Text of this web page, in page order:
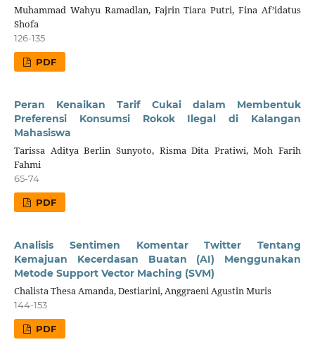
Muhammad Wahyu Ramadlan, Fajrin Tiara Putri, Fina Af’idatus
Shofa
126-135
PDF
Peran Kenaikan Tarif Cukai dalam Membentuk
Preferensi Konsumsi Rokok Ilegal di Kalangan
Mahasiswa
Tarissa Aditya Berlin Sunyoto, Risma Dita Pratiwi, Moh Farih
Fahmi
65-74
PDF
Analisis Sentimen Komentar Twitter Tentang
Kemajuan Kecerdasan Buatan (AI) Menggunakan
Metode Support Vector Maching (SVM)
Chalista Thesa Amanda, Destiarini, Anggraeni Agustin Muris
144-153
PDF